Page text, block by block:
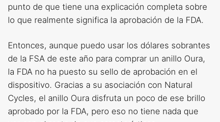
punto de que tiene una explicación completa sobre
lo que realmente significa la aprobación de la FDA.
Entonces, aunque puedo usar los dólares sobrantes
de la FSA de este año para comprar un anillo Oura,
la FDA no ha puesto su sello de aprobación en el
dispositivo. Gracias a su asociación con Natural
Cycles, el anillo Oura disfruta un poco de ese brillo
aprobado por la FDA, pero eso no tiene nada que